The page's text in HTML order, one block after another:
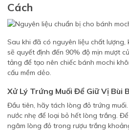
Cách
Sau khi đã có nguyên liệu chất
sẽ quyết định đến 90% độ mịn mượt
tảng để tạo nên chiếc bánh mochi
cấu mềm dẻo.
Xử Lý Trứng Muối Để Giữ Vị Bùi
Đầu tiên, hãy tách lòng đỏ trứng
nước nhẹ để loại bỏ hết lòng trắng.
ngâm lòng đỏ trong rượu trắng